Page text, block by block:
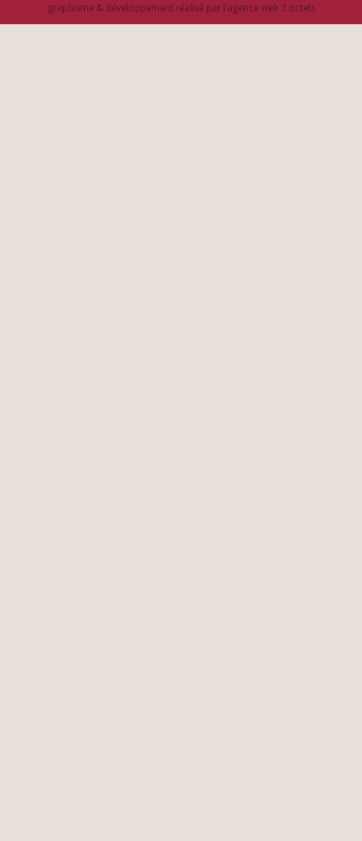
graphisme & développement réalisé par l‘agence web 3 octets